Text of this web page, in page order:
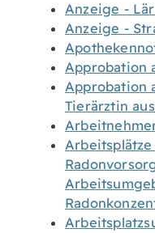
Anzeige -
Anzeige -
Approbation
Approbation
Tierärztin
Arbeitsplätze